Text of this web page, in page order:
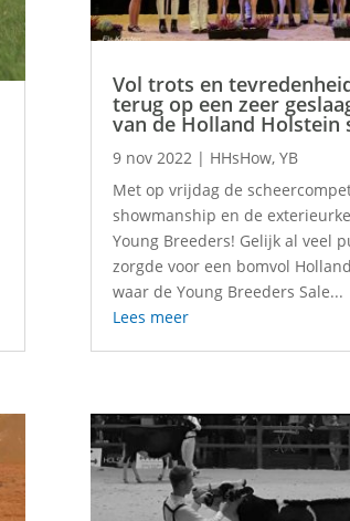
Vol trots en
terug op een zeer
van de Holland Holstein
9 nov 2022 | HHsHow,YB
Met op vrijdag de
showmanship en de
Young Breeders! Gelijk al veel
zorgde voor een bomvol
waar de Young Breeders Sale...
Lees meer